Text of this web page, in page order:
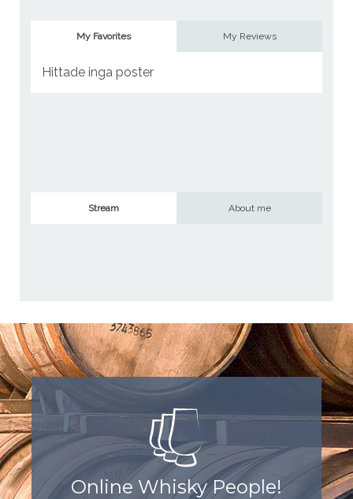
My Favorites My Reviews
Hittade inga poster
Stream About me
Online Whisky People!